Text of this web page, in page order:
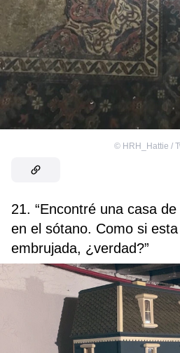
© HRH_Hattie /
21. “Encontré una casa
en el sótano. Como si
embrujada, ¿verdad?”